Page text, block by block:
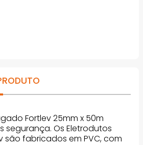
Fortlev 25mm x 50m
segurança. Os Eletrodutos
são fabricados em PVC, com